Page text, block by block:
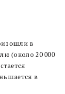
в
(около 20 000
в